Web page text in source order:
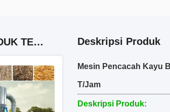
PRODUK-PRODUK TERKAIT Deskripsi Produk
Mesin Pencacah Kayu
T/Jam
Deskripsi Produk: